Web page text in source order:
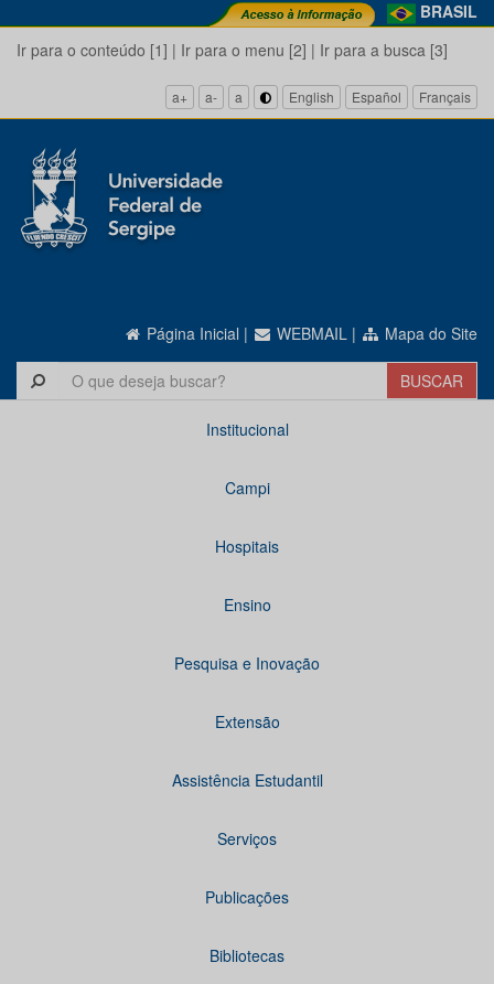
BRASIL
Ir para o conteúdo [1] | Ir para o menu [2] | Ir para a busca [3]
a+ a- a English Español Français
Página Inicial | WEBMAIL | Mapa do Site
Institucional
Campi
Hospitais
Ensino
Pesquisa e Inovação
Extensão
Assistência Estudantil
Serviços
Publicações
Bibliotecas